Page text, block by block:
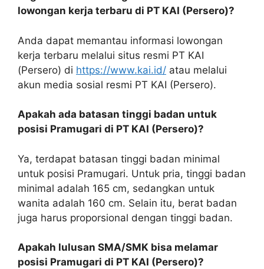
lowongan kerja terbaru di PT KAI (Persero)?
Anda dapat memantau informasi lowongan
kerja terbaru melalui situs resmi PT KAI
(Persero) di https://www.kai.id/ atau melalui
akun media sosial resmi PT KAI (Persero).
Apakah ada batasan tinggi badan untuk
posisi Pramugari di PT KAI (Persero)?
Ya, terdapat batasan tinggi badan minimal
untuk posisi Pramugari. Untuk pria, tinggi badan
minimal adalah 165 cm, sedangkan untuk
wanita adalah 160 cm. Selain itu, berat badan
juga harus proporsional dengan tinggi badan.
Apakah lulusan SMA/SMK bisa melamar
posisi Pramugari di PT KAI (Persero)?